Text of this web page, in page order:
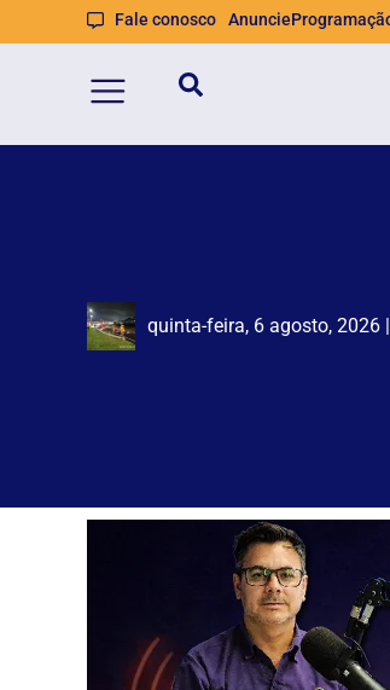
Fale conosco Anuncie
quinta-feira, 6 agosto, 2026
quinta-feira, 6 agosto, 2026